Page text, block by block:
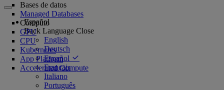
Español
Back Language Close
English
Deutsch
Español
Français
Italiano
Português
Bases de datos
Managed Databases
Cómputo
GPU
CPU
Kubernetes
App Platform
Accelerated Compute